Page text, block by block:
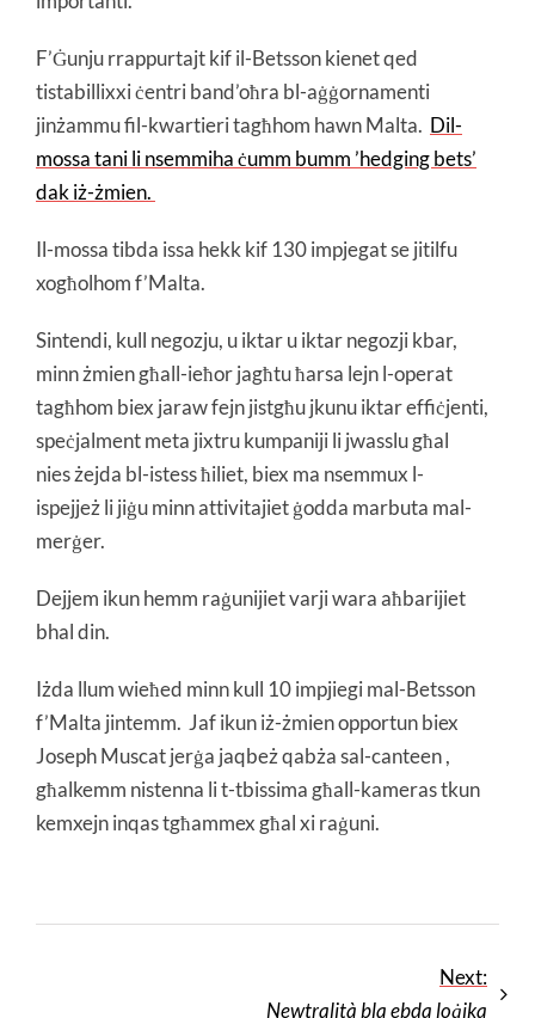
F’Ġunju rrappurtajt kif il-Betsson kienet qed
tistabillixxi ċentri band’oħra bl-aġġornamenti
jinżammu fil-kwartieri tagħhom hawn Malta. Dil-
mossa tani li nsemmiha ċumm bumm ’hedging bets’
dak iż-żmien.
Il-mossa tibda issa hekk kif 130 impjegat se jitilfu
xogħolhom f’Malta.
Sintendi, kull negozju, u iktar u iktar negozji kbar,
minn żmien għall-ieħor jagħtu ħarsa lejn l-operat
tagħhom biex jaraw fejn jistgħu jkunu iktar effiċjenti,
speċjalment meta jixtru kumpaniji li jwasslu għal
nies żejda bl-istess ħiliet, biex ma nsemmux l-
ispejjeż li jiġu minn attivitajiet ġodda marbuta mal-
merġer.
Dejjem ikun hemm raġunijiet varji wara aħbarijiet
bhal din.
Iżda llum wieħed minn kull 10 impjiegi mal-Betsson
f’Malta jintemm. Jaf ikun iż-żmien opportun biex
Joseph Muscat jerġa jaqbeż qabża sal-canteen ,
għalkemm nistenna li t-tbissima għall-kameras tkun
kemxejn inqas tgħammex għal xi raġuni.
Next:
Newtralità bla ebda loġika